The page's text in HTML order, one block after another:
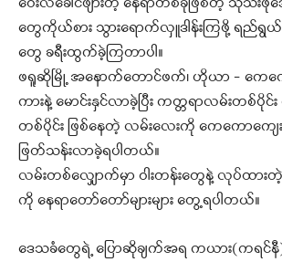
တွေကိုယ်စား သွားရောက်လှူဒါန်းကြဖို့ ရည်ရွ
တွေ ခရီးထွက်ခဲ့ကြတာပါ။
ဖရူဆိုမြို့ အနောက်တောင်ဖက်၊ ဟိုယာ – ကေ
ကားနဲ့ မောင်းနှင်လာခဲ့ပြီး ကတ္တရာလမ်းတစ်ပိုင်
တစ်ပိုင်း ဖြစ်နေတဲ့ လမ်းလေးကို ကေကောကျ
ဖြတ်သန်းလာခဲ့ရပါတယ်။
လမ်းတစ်လျှောက်မှာ ဝါးတန်းတွေနဲ့ လုပ်ထား
ကို နေရာတော်တော်များများ တွေ့ရပါတယ်။
ဒေသခံတွေရဲ့ ပြောဆိုချက်အရ ကယား(ကရင်